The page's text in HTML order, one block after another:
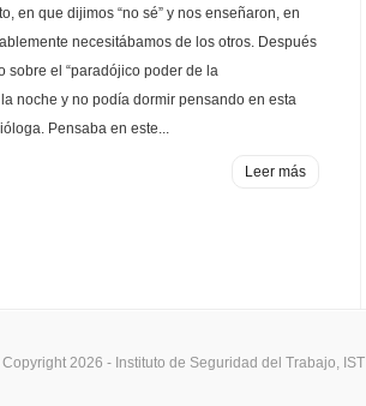
en que dijimos “no sé” y nos enseñaron, en
necesitábamos de los otros. Después
sobre el “paradójico poder de la
noche y no podía dormir pensando en esta
Pensaba en este...
Leer más
2026 - Instituto de Seguridad del Trabajo, IST